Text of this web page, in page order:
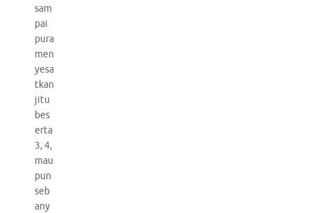
sam
pai
pura
men
yesa
tkan
jitu
bes
erta
3, 4,
mau
pun
seb
any